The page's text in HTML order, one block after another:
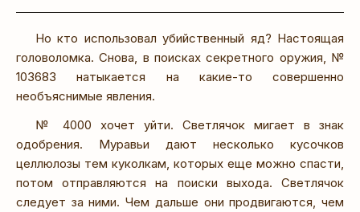
Но кто использовал убийственный яд? Настоящая
головоломка. Снова, в поисках секретного оружия, №
103683 натыкается на какие-то совершенно
необъяснимые явления.
№ 4000 хочет уйти. Светлячок мигает в знак
одобрения. Муравьи дают несколько кусочков
целлюлозы тем куколкам, которых еще можно спасти,
потом отправляются на поиски выхода. Светлячок
следует за ними. Чем дальше они продвигаются, чем